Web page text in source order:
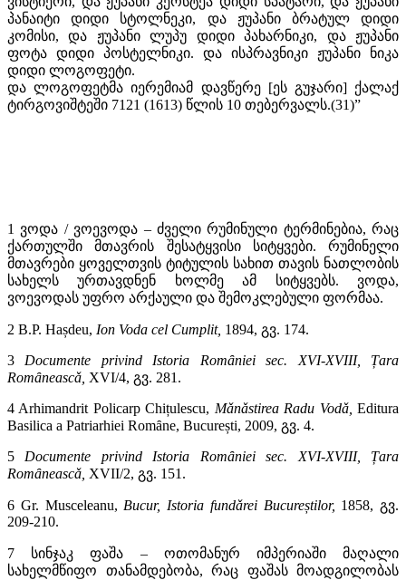
პანაიტი დიდი სტოლნეკი, და ჟუპანი ბრატულ დიდი
კომისი, და ჟუპანი ლუპუ დიდი პახარნიკი, და ჟუპანი
ფოტა დიდი პოსტელნიკი. და ისპრავნიკი ჟუპანი ნიკა
დიდი ლოგოფეტი.
და ლოგოფეტმა იერემიამ დავწერე [ეს გუჯარი] ქალაქ
ტირგოვიშტეში 7121 (1613) წლის 10 თებერვალს.(31)”
1 ვოდა / ვოევოდა – ძველი რუმინული ტერმინებია, რაც
ქართულში მთავრის შესატყვისი სიტყვები. რუმინელი
მთავრები ყოველთვის ტიტულის სახით თავის ნათლობის
სახელს ურთავდნენ ხოლმე ამ სიტყვებს. ვოდა,
ვოევოდას უფრო არქაული და შემოკლებული ფორმაა.
2 B.P. Hașdeu, Ion Voda cel Cumplit, 1894, გვ. 174.
3 Documente privind Istoria Romȃniei sec. XVI-XVIII, Țara
Romȃneascǎ, XVI/4, გვ. 281.
4 Arhimandrit Policarp Chițulescu, Mǎnǎstirea Radu Vodǎ,Editura
Basilica a Patriarhiei Romȃne, București, 2009, გვ. 4.
5 Documente privind Istoria Romȃniei sec. XVI-XVIII, Țara
Romȃneascǎ, XVII/2, გვ. 151.
6 Gr. Musceleanu, Bucur, Istoria fundǎrei Bucureștilor, 1858, გვ.
209-210.
7 სინჯაკ ფაშა – ოთომანურ იმპერიაში მაღალი
სახელმწიფო თანამდებობა, რაც ფაშას მოადგილობას